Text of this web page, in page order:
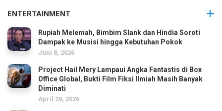
ENTERTAINMENT
Rupiah Melemah, Bimbim Slank dan Hindia Soroti
Dampak ke Musisi hingga Kebutuhan Pokok
Juni 8, 2026
Project Hail Mery Lampaui Angka Fantastis di Box
Office Global, Bukti Film Fiksi Ilmiah Masih Banyak
Diminati
April 29, 2026